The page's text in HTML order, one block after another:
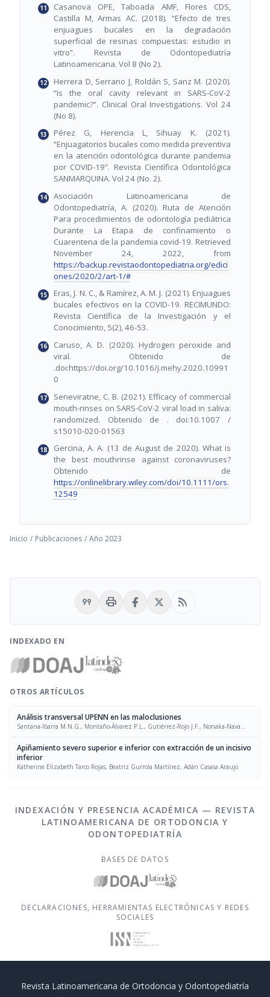
Casanova OPE, Taboada AMF, Flores CDS,
Castilla M, Armas AC. (2018). “Efecto de tres
enjuagues bucales en la degradación
superficial de resinas compuestas: estudio in
vitro”. Revista de Odontopediatría
Latinoamericana. Vol 8 (No 2).
Herrera D, Serrano J, Roldán S, Sanz M. (2020).
“Is the oral cavity relevant in SARS-CoV-2
pandemic?”. Clinical Oral Investigations. Vol 24
(No 8).
Pérez G, Herencia L, Sihuay K. (2021).
“Enjuagatorios bucales como medida preventiva
en la atención odontológica durante pandemia
por COVID-19”. Revista Científica Odontológica
SANMARQUINA. Vol 24 (No. 2).
Asociación Latinoamericana de
Odontopediatría, A. (2020). Ruta de Atención
Para procedimientos de odontología pediátrica
Durante La Etapa de confinamiento o
Cuarentena de la pandemia covid-19. Retrieved
November 24, 2022, from
https://backup.revistaodontopediatria.org/edici
ones/2020/2/art-1/#
Eras, J. N. C., & Ramírez, A. M. J. (2021). Enjuagues
bucales efectivos en la COVID-19. RECIMUNDO:
Revista Científica de la Investigación y el
Conocimiento, 5(2), 46-53.
Caruso, A. D. (2020). Hydrogen peroxide and
viral. Obtenido de
.doi:https://doi.org/10.1016/j.mehy.2020.10991
0
Seneviratne, C. B. (2021). Efficacy of commercial
mouth-rinses on SARS-CoV-2 viral load in saliva:
randomized. Obtenido de . doi:10.1007 /
s15010-020-01563
Gercina, A. A. (13 de August de 2020). What is
the best mouthrinse against coronaviruses?
Obtenido de
https://onlinelibrary.wiley.com/doi/10.1111/ors.
12549
Inicio / Publicaciones / Año 2023
format_quote print rss_feed
INDEXADO EN
OTROS ARTÍCULOS
Análisis transversal UPENN en las maloclusiones
Santana-Ibarra M.N.G., Montaño-Álvarez P.L., Gutiérrez-Rojo J.F., Nonaka-Nava
Apiñamiento severo superior e inferior con extracción de un incisivo
inferior
Katherine Elizabeth Tarco Rojas, Beatriz Gurrola Martínez, Adán Casasa Araujo
INDEXACIÓN Y PRESENCIA ACADÉMICA — REVISTA
LATINOAMERICANA DE ORTODONCIA Y
ODONTOPEDIATRÍA
BASES DE DATOS
DECLARACIONES, HERRAMIENTAS ELECTRÓNICAS Y REDES
SOCIALES
Revista Latinoamericana de Ortodoncia y Odontopediatría